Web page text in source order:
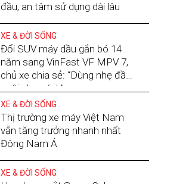
đầu, an tâm sử dụng dài lâu
XE & ĐỜI SỐNG
Đổi SUV máy dầu gắn bó 14
năm sang VinFast VF MPV 7,
chủ xe chia sẻ: “Dùng nhẹ đầu,
nuôi nhẹ gánh”
XE & ĐỜI SỐNG
Thị trường xe máy Việt Nam
vẫn tăng trưởng nhanh nhất
Đông Nam Á
XE & ĐỜI SỐNG